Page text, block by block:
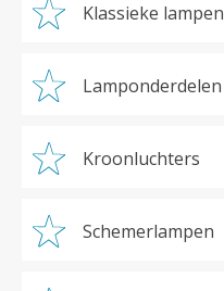
Klassieke lampen
Lamponderdelen
Kroonluchters
Schemerlampen